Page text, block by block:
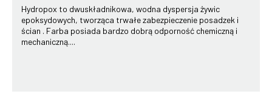
Hydropox to dwuskładnikowa, wodna dyspersja żywic
epoksydowych, tworząca trwałe zabezpieczenie posadzek i
ścian . Farba posiada bardzo dobrą odporność chemiczną i
mechaniczną....